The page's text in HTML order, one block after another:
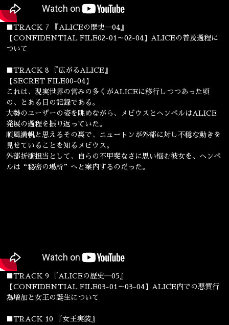
■TRACK 7 『ALICEの歴史―04』
【CONFIDENTIAL FILE02-01～02-04】ALICEの普及過程に
ついて
■TRACK 8 『広がるALICE』
【SECRET FILE00-04】
これは、現実世界の営みの多くがALICEに移行しつつあった頃
の、とある日の記録である。
大勢のユーザーの姿を眺めながら、メビウスとヘンペルはALICE
発展の過程を振り返っていた。
順風満帆と思えるその裏で、ニュートンが外部に対し不穏な動きを
見せていることを知るメビウス。
外部折衝担当として、自らの不甲斐なさに思い悩む彼女を、ヘンペ
ルは“秘密の場所”へと案内するのだった。
■TRACK 9 『ALICEの歴史―05』
【CONFIDENTIAL FILE03-01～03-04】ALICE内での悪質行
為増加と女王の誕生について
■TRACK 10 『女王実装』